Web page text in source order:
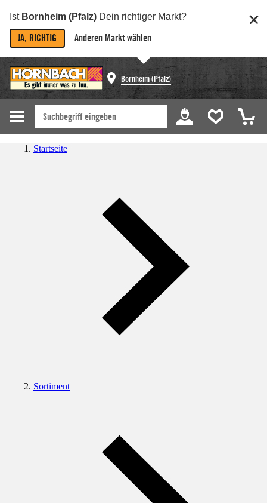
Ist Bornheim (Pfalz) Dein richtiger Markt?
JA, RICHTIG Anderen Markt wählen
Bornheim (Pfalz)
Startseite
Sortiment